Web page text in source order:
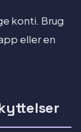
konti. Brug
eller en